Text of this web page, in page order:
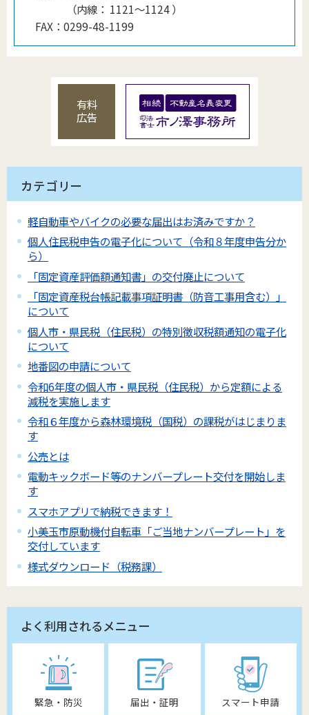
（内線 ： 1121〜1124）
FAX： 0299-48-1199
有料
広告
カテゴリー
軽自動車やバイクの必要な届出はお済みですか？
個人住民税申告の電子化について（令和８年度申告分か
ら）
「固定資産評価額通知書」の交付廃止について
「固定資産税台帳記載事項証明書（防音工事用含む）」
について
個人市・県民税（住民税）の特別徴収税額通知の電子化
について
地番図の申請について
令和6年度の個人市・県民税（住民税）から定額による
減税を実施します
令和６年度から森林環境税（国税）の課税がはじまりま
す
公売とは
電動キックボード等のナンバープレート交付を開始しま
す
スマホアプリで納税できます！
小美玉市原動機付自転車「ご当地ナンバープレート」を
交付しています
様式ダウンロード（税務課）
よく利用されるメニュー
緊急・防災 届出・証明 スマート申請